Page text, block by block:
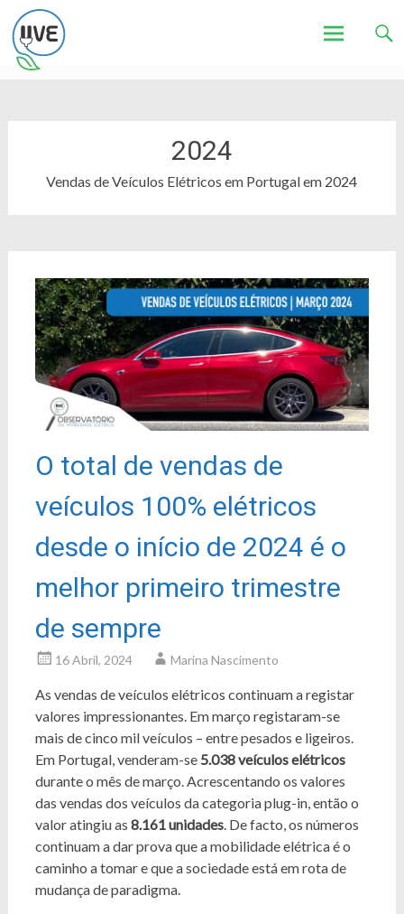
2024
Vendas de Veículos Elétricos em Portugal em 2024
O total de vendas de
veículos 100% elétricos
desde o início de 2024 é o
melhor primeiro trimestre
de sempre
16 Abril, 2024 Marina Nascimento
As vendas de veículos elétricos continuam a registar
valores impressionantes. Em março registaram-se
mais de cinco mil veículos – entre pesados e ligeiros.
Em Portugal, venderam-se 5.038 veículos elétricos
durante o mês de março. Acrescentando os valores
das vendas dos veículos da categoria plug-in, então o
valor atingiu as 8.161 unidades. De facto, os números
continuam a dar prova que a mobilidade elétrica é o
caminho a tomar e que a sociedade está em rota de
mudança de paradigma.